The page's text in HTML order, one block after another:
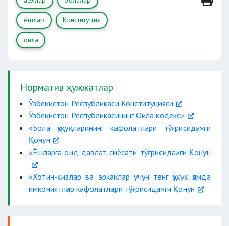
ёшлар Конституция
оила
Норматив ҳужжатлар
Ўзбекистон Республикаси Конституцияси
Ўзбекистон Республикасининг Оила кодекси
«Бола ҳуқуқларининг кафолатлари тўғрисида»ги
Қонун
«Ёшларга оид давлат сиёсати тўғрисида»ги Қонун
«Хотин-қизлар ва эркаклар учун тенг ҳуқуқ ҳамда
имкониятлар кафолатлари тўғрисида»ги Қонун